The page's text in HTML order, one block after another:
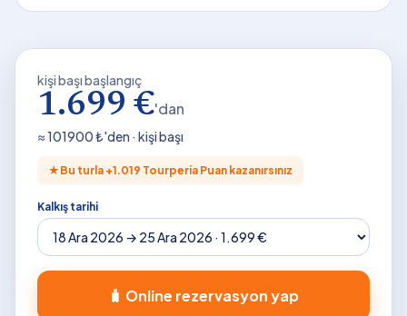
kişi başı başlangıç
1.699 €'dan
≈101900₺'den · kişi başı
★ Bu turla +1.019 Tourperia Puan kazanırsınız
Kalkış tarihi
🧳 Online rezervasyon yap